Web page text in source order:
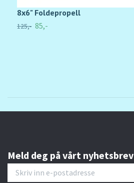
8x6" Foldepropell
125,- 85,-
Meld deg på vårt nyhetsbrev